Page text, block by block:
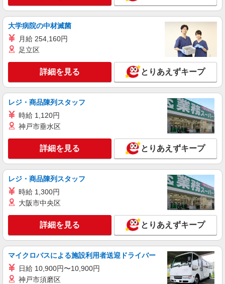
大学病院の中材滅菌
月給 254,160円
足立区
詳細を見る とりあえずキープ
レジ・商品陳列スタッフ
時給 1,120円
神戸市垂水区
詳細を見る とりあえずキープ
レジ・商品陳列スタッフ
時給 1,300円
大阪市中央区
詳細を見る とりあえずキープ
マイクロバスによる施設利用者送迎ドライバー
日給 10,900円〜10,900円
神戸市須磨区